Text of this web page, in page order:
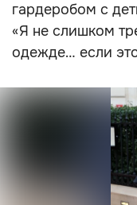
гардеробом с
«Я не слишком
одежде… если